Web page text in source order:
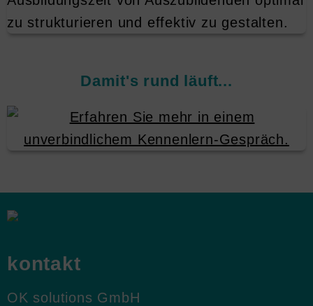
Damit's rund läuft...
kontakt
OK solutions GmbH